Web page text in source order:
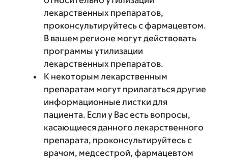
лекарственных препаратов,
проконсультируйтесь с фармацевтом.
В вашем регионе могут действовать
программы утилизации
лекарственных препаратов.
К некоторым лекарственным
препаратам могут прилагаться другие
информационные листки для
пациента. Если у Вас есть вопросы,
касающиеся данного лекарственного
препарата, проконсультируйтесь с
врачом, медсестрой, фармацевтом